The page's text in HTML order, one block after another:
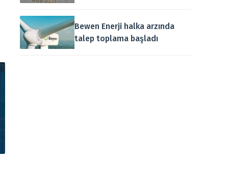
Bewen Enerji halka arzında
talep toplama başladı